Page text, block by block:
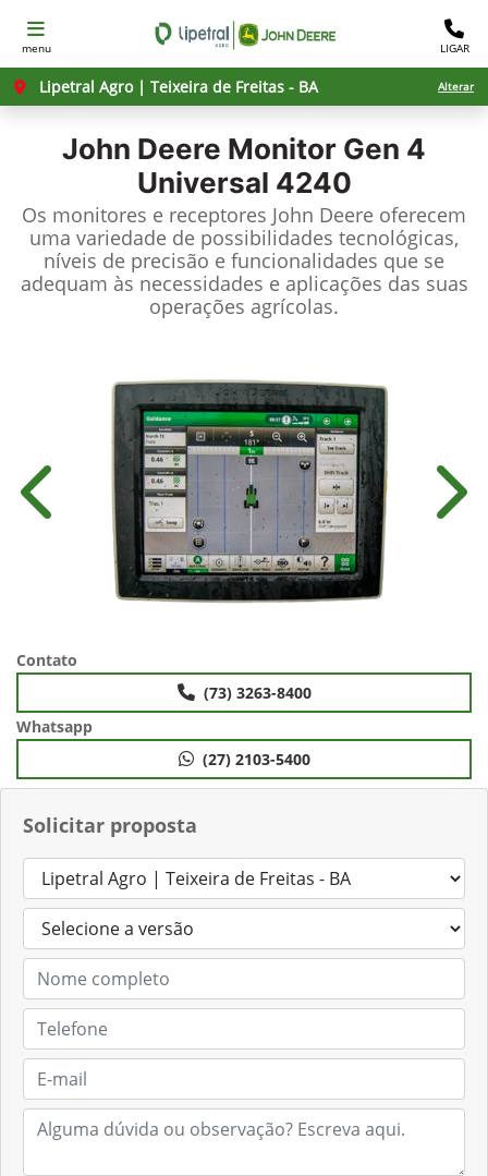
menu LIGAR
Lipetral Agro | Teixeira de Freitas - BA Alterar
John Deere Monitor Gen 4
Universal 4240
Os monitores e receptores John Deere oferecem
uma variedade de possibilidades tecnológicas,
níveis de precisão e funcionalidades que se
adequam às necessidades e aplicações das suas
operações agrícolas.
Solicitar proposta
Anterior
Contato
(73) 3263-8400
Whatsapp
(27) 2103-5400